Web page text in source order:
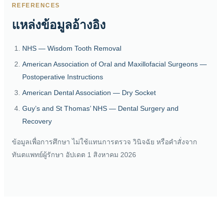
REFERENCES
แหล่งข้อมูลอ้างอิง
NHS — Wisdom Tooth Removal
American Association of Oral and Maxillofacial Surgeons —
Postoperative Instructions
American Dental Association — Dry Socket
Guy’s and St Thomas’ NHS — Dental Surgery and
Recovery
ข้อมูลเพื่อการศึกษา ไม่ใช้แทนการตรวจ วินิจฉัย หรือคำสั่งจาก
ทันตแพทย์ผู้รักษา อัปเดต 1 สิงหาคม 2026